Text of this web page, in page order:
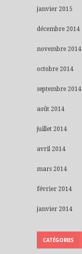
janvier 2015
décembre 2014
novembre 2014
octobre 2014
septembre 2014
août 2014
juillet 2014
avril 2014
mars 2014
février 2014
janvier 2014
CATÉGORIES